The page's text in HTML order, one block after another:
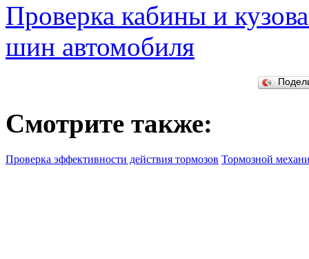
Проверка кабины и
шин автомобиля
Смотрите также:
Проверка эффективности действия тормозов Тормозной